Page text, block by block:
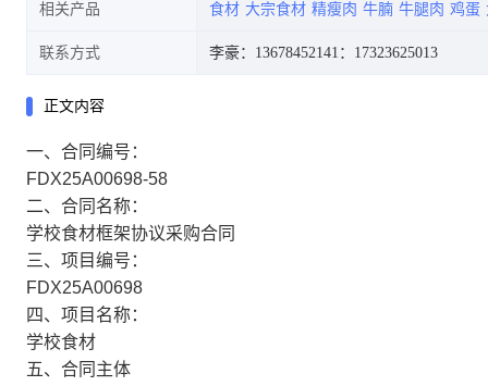
相关产品 食材 大宗食材 精瘦肉 牛腩 牛腿肉 鸡蛋
联系方式 李豪：13678452141 ：17323625013
正文内容
一、合同编号：
FDX25A00698-58
二、合同名称：
学校食材框架协议采购合同
三、项目编号：
FDX25A00698
四、项目名称：
学校食材
五、合同主体